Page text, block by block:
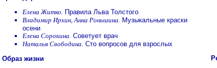
Елена Житко. Правила Льва Толстого
Владимир Ирхин, Анна Роньшина. Музыкальные краски
осени
Елена Сорокина. Советует врач
Наталья Свободина. Сто вопросов для взрослых
Образ жизни